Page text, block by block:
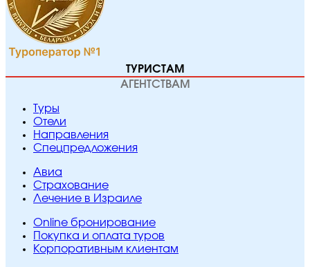
ТУРИСТАМ
АГЕНТСТВАМ
Туры
Отели
Направления
Спецпредложения
Авиа
Страхование
Лечение в Израиле
Online бронирование
Покупка и оплата туров
Корпоративным клиентам